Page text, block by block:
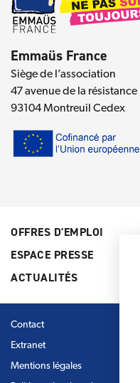
Emmaüs France
Siège de l’association
47 avenue de la résistance
93104 Montreuil Cedex
OFFRES D'EMPLOI
ESPACE PRESSE
ACTUALITÉS
Contact
Extranet
Mentions légales